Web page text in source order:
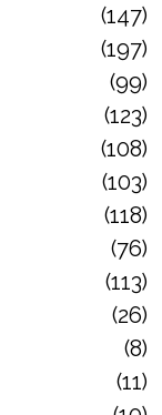
147
197
99
123
108
103
118
76
113
26
8
11